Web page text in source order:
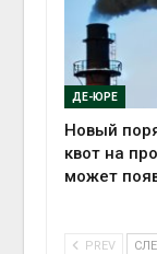
ДЕ-ЮРЕ
Новый
квот на
может
PREV